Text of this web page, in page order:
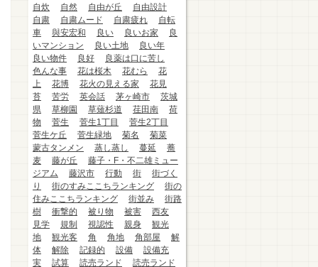
自炊
自然 自由が丘
自由設計
自粛
自粛ムード 自粛疲れ
自転
車
與安宏和 良い 良いお家
良
いマンション
良い土地
良い年
良い物件
良好
良薬は口に苦し
色んな事
花は桜木 花むら
花
上
花博 花火の見える家
花見
苔
苦労 英会話 茅ヶ崎市
茨城
県
草柳園 草薙杉道 荏田南
荷
物
菅生 菅生1丁目
菅生2丁目
菅生ケ丘
菅生緑地 菊名
菊菜
蒙古タンメン
蒸し蒸し 蔓延
蕎
麦
藤が丘
藤子・F・不二雄ミュー
ジアム
藤沢市 行動 街
街づく
り
街のすみここちランキング
街の
住みここちランキング
街並み
街路
樹
衝撃的 被り物 被害
西友
見学
規制 視認性 親身
観光
地
観光客 角 角地 角部屋
解
体
解除 記録的 設備
設備充
実
試算 読売ランド
読売ランド